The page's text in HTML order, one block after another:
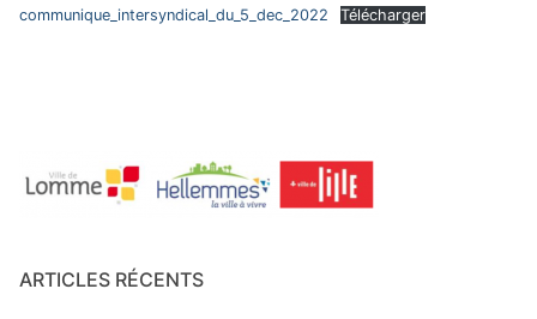
communique_intersyndical_du_5_dec_2022 Télécharger
ARTICLES RÉCENTS